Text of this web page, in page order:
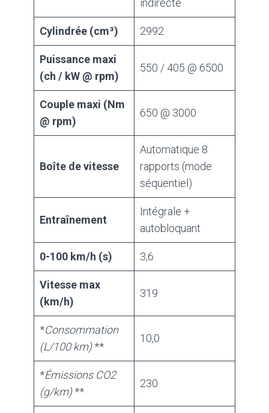
indirecte
Cylindrée (cm³) 2992
Puissance maxi
(ch / kW @ rpm)
550 / 405 @ 6500
Couple maxi (Nm
@ rpm)
650 @ 3000
Boîte de vitesse
Automatique 8
rapports (mode
séquentiel)
Entraînement
Intégrale +
autobloquant
0-100 km/h (s) 3,6
Vitesse max
(km/h)
319
*Consommation
(L/100 km)**
10,0
*Émissions CO2
(g/km)**
230